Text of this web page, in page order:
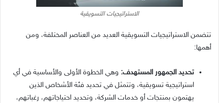
الاستراتيجيات التسويقية
تتضمن الاستراتيجيات التسويقية العديد من العناصر المختلفة، ومن
أهمها:
تحديد الجمهور المستهدف: وهي الخطوة الأولى والأساسية في أي
استراتيجية تسويقية، وتتمثل في تحديد فئة الأشخاص الذين
يهتمون بمنتجات أو خدمات الشركة، وتحديد احتياجاتهم، رغباتهم،